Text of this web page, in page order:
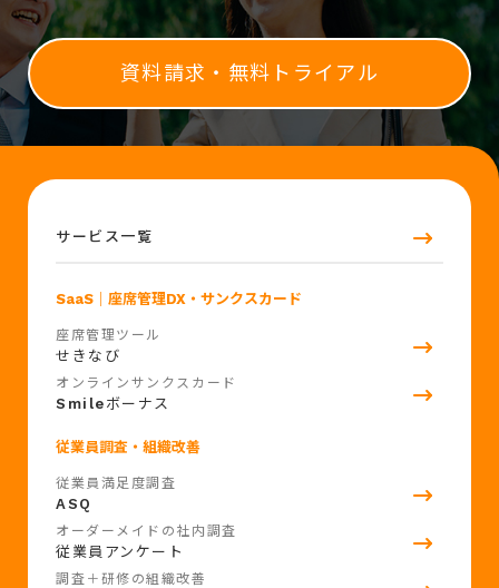
資料請求・無料トライアル
サービス一覧
SaaS ｜座席管理DX・サンクスカード
座席管理ツール
せきなび
オンラインサンクスカード
Smile ボーナス
従業員調査・組織改善
従業員満足度調査
ASQ
オーダーメイドの社内調査
従業員アンケート
調査＋研修の組織改善